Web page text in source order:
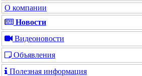
О компании
Новости
Видеоновости
Объявления
Полезная информация